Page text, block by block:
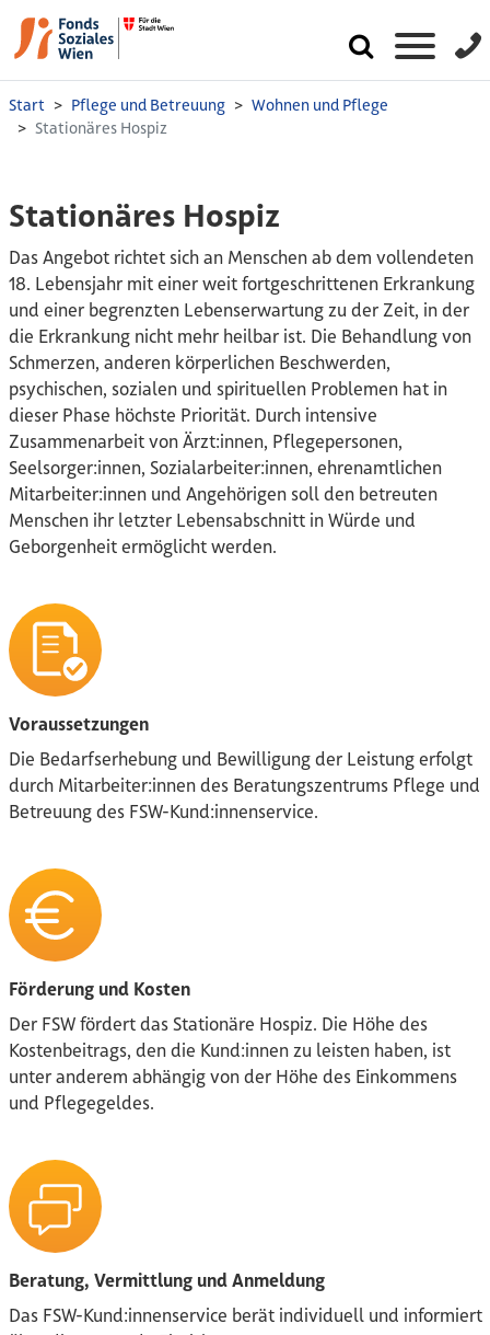
Start Pflege und Betreuung
Wohnen und Pflege
Stationäres Hospiz
Stationäres Hospiz
Das Angebot richtet sich an Menschen ab dem vollendeten
18. Lebensjahr mit einer weit fortgeschrittenen Erkrankung
und einer be­grenzten Lebenserwartung zu der Zeit, in der
die Erkrankung nicht mehr heilbar ist. Die Behandlung von
Schmerzen, anderen körper­lichen Beschwerden,
psychischen, sozialen und spirituellen Problemen hat in
dieser Phase höchste Priorität. Durch intensive
Zusammenarbeit von Ärzt:innen, Pflegepersonen,
Seelsorger:innen, Sozialarbeiter:innen, ehrenamtlichen
Mitarbei­ter:innen und Angehörigen soll den betreuten
Menschen ihr letzter Lebensabschnitt in Würde und
Geborgenheit ermöglicht werden.
Voraussetzungen
Die Bedarfserhebung und Bewilligung der Leis­tung erfolgt
durch Mitarbeiter:innen des Bera­tungszentrums Pflege und
Betreuung des FSW-Kund:innenservice.
Förderung und Kosten
Der FSW fördert das Stationäre Hospiz. Die Höhe des
Kostenbeitrags, den die Kund:innen zu leisten haben, ist
unter anderem abhängig von der Höhe des Einkommens
und Pflegegeldes.
Beratung, Vermittlung und Anmeldung
Das FSW-Kund:innenservice berät individuell und informiert